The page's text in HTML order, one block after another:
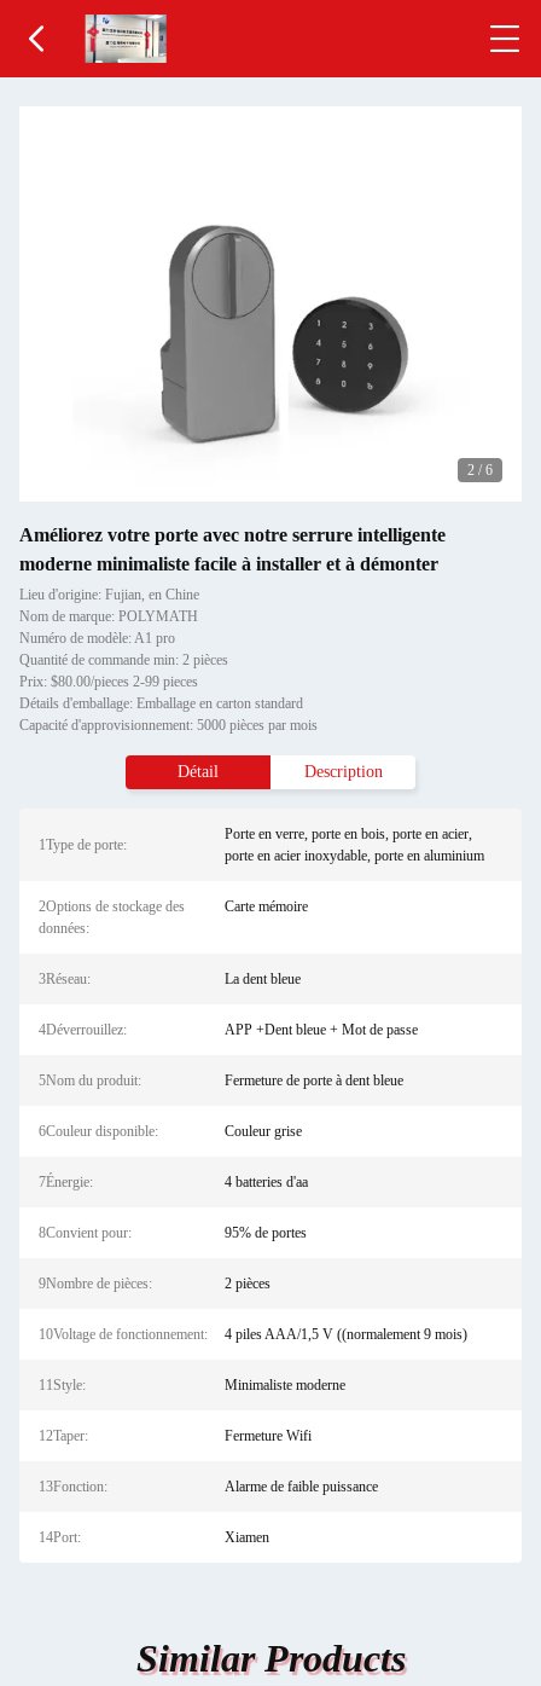
2 / 6
Améliorez votre porte avec notre serrure intelligente
moderne minimaliste facile à installer et à démonter
Lieu d'origine: Fujian, en Chine
Nom de marque: POLYMATH
Numéro de modèle: A1 pro
Quantité de commande min: 2 pièces
Prix: $80.00/pieces 2-99 pieces
Détails d'emballage: Emballage en carton standard
Capacité d'approvisionnement: 5000 pièces par mois
Détail Description
1Type de porte:
Porte en verre, porte en bois, porte en acier,
porte en acier inoxydable, porte en aluminium
2Options de stockage des
données:
Carte mémoire
3Réseau: La dent bleue
4Déverrouillez: APP +Dent bleue + Mot de passe
5Nom du produit: Fermeture de porte à dent bleue
6Couleur disponible: Couleur grise
7Énergie: 4 batteries d'aa
8Convient pour: 95% de portes
9Nombre de pièces: 2 pièces
10Voltage de fonctionnement: 4 piles AAA/1,5 V ((normalement 9 mois)
11Style: Minimaliste moderne
12Taper: Fermeture Wifi
13Fonction: Alarme de faible puissance
14Port: Xiamen
Similar Products